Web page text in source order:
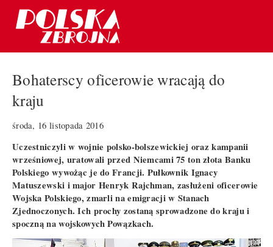
Bohaterscy oficerowie wracają do
kraju
środa, 16 listopada 2016
Uczestniczyli w wojnie polsko-bolszewickiej oraz kampanii
wrześniowej, uratowali przed Niemcami 75 ton złota Banku
Polskiego wywożąc je do Francji. Pułkownik Ignacy
Matuszewski i major Henryk Rajchman, zasłużeni oficerowie
Wojska Polskiego, zmarli na emigracji w Stanach
Zjednoczonych. Ich prochy zostaną sprowadzone do kraju i
spoczną na wojskowych Powązkach.